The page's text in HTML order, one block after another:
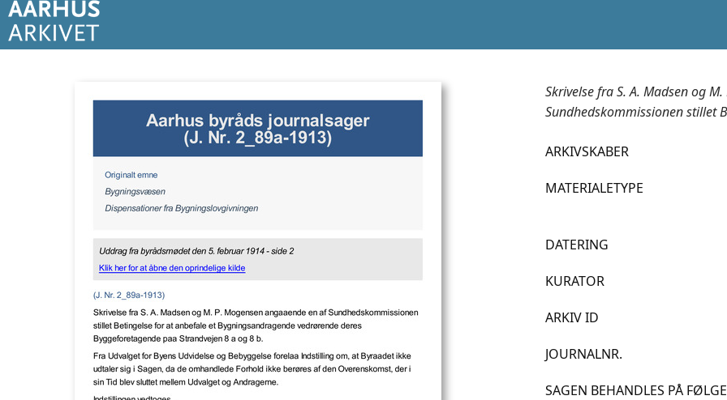
Skrivelse fra S. A. Madsen og
Sundhedskommissionen stillet
ARKIVSKABER
MATERIALETYPE
DATERING
KURATOR
ARKIV ID
JOURNALNR.
SAGEN BEHANDLES PÅ